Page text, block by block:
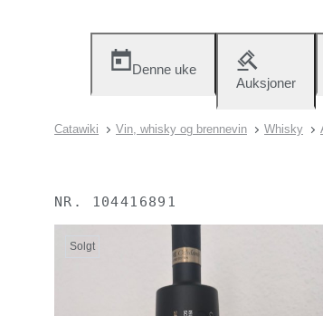
Denne uke
Auksjoner
Catawiki Vin, whisky og brennevin Whisky
NR. 104416891
Solgt